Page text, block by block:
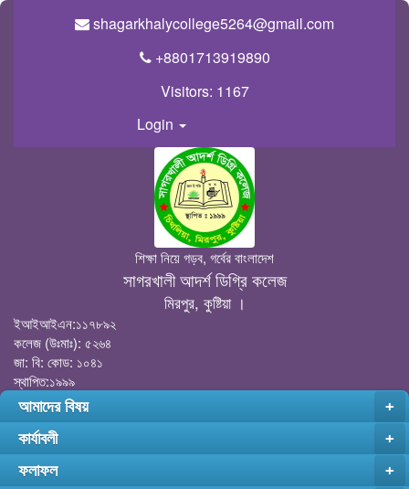
shagarkhalycollege5264@gmail.com
+8801713919890
Visitors: 1167
Login
শিক্ষা নিয়ে গড়ব, গর্বের বাংলাদেশ
সাগরখালী আদর্শ ডিগ্রি কলেজ
মিরপুর, কুষ্টিয়া ।
ইআইআইএন:১১৭৮৯২
কলেজ (উঃমাঃ): ৫২৬৪
জা: বি: কোড: ১০৪১
স্থাপিত:১৯৯৯
+
আমাদের বিষয়
+
কার্যাবলী
+
ফলাফল